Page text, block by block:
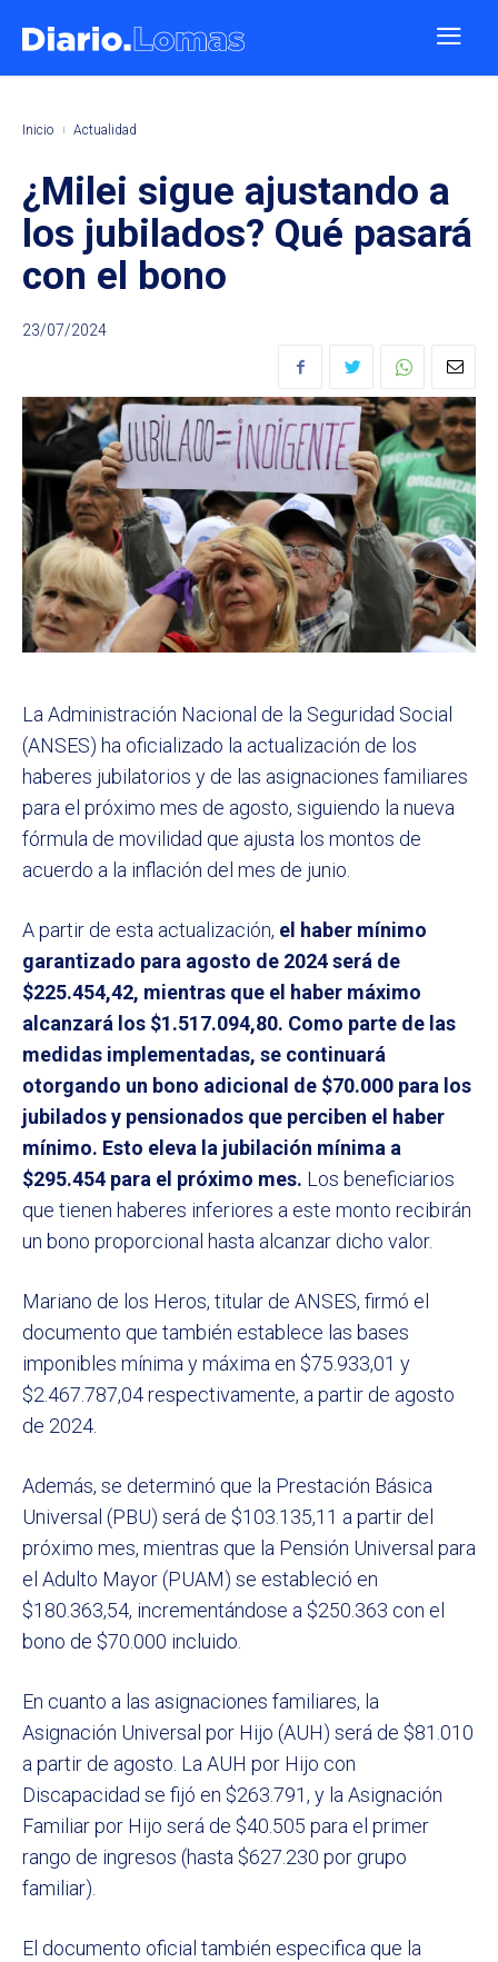
Inicio Actualidad
¿Milei sigue ajustando a
los jubilados? Qué pasará
con el bono
23/07/2024
La Administración Nacional de la Seguridad Social
(ANSES) ha oficializado la actualización de los
haberes jubilatorios y de las asignaciones familiares
para el próximo mes de agosto, siguiendo la nueva
fórmula de movilidad que ajusta los montos de
acuerdo a la inflación del mes de junio.
A partir de esta actualización, el haber mínimo
garantizado para agosto de 2024 será de
$225.454,42, mientras que el haber máximo
alcanzará los $1.517.094,80. Como parte de las
medidas implementadas, se continuará
otorgando un bono adicional de $70.000 para los
jubilados y pensionados que perciben el haber
mínimo. Esto eleva la jubilación mínima a
$295.454 para el próximo mes. Los beneficiarios
que tienen haberes inferiores a este monto recibirán
un bono proporcional hasta alcanzar dicho valor.
Mariano de los Heros, titular de ANSES, firmó el
documento que también establece las bases
imponibles mínima y máxima en $75.933,01 y
$2.467.787,04 respectivamente, a partir de agosto
de 2024.
Además, se determinó que la Prestación Básica
Universal (PBU) será de $103.135,11 a partir del
próximo mes, mientras que la Pensión Universal para
el Adulto Mayor (PUAM) se estableció en
$180.363,54, incrementándose a $250.363 con el
bono de $70.000 incluido.
En cuanto a las asignaciones familiares, la
Asignación Universal por Hijo (AUH) será de $81.010
a partir de agosto. La AUH por Hijo con
Discapacidad se fijó en $263.791, y la Asignación
Familiar por Hijo será de $40.505 para el primer
rango de ingresos (hasta $627.230 por grupo
familiar).
El documento oficial también especifica que la